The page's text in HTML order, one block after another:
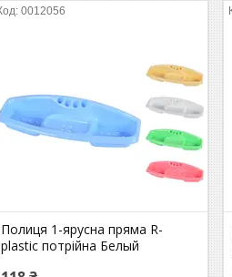
0012056
Полиця 1-ярусна пряма R-
plastic потрійна Белый